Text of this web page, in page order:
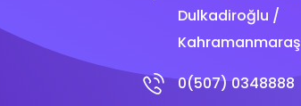
Dulkadiroğlu /
Kahramanmaraş
0(507) 0348888